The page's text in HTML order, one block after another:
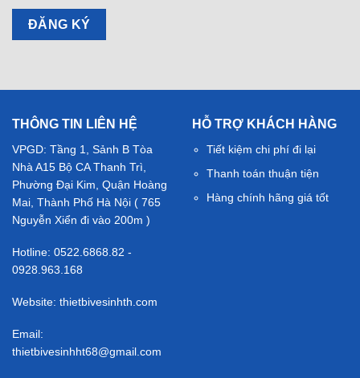
THÔNG TIN LIÊN HỆ
VPGD: Tầng 1, Sảnh B Tòa
Nhà A15 Bộ CA Thanh Trì,
Phường Đại Kim, Quận Hoàng
Mai, Thành Phố Hà Nội ( 765
Nguyễn Xiển đi vào 200m )
Hotline: 0522.6868.82 -
0928.963.168
Website: thietbivesinhth.com
Email:
thietbivesinhht68@gmail.com
HỖ TRỢ KHÁCH HÀNG
Tiết kiệm chi phí đi lại
Thanh toán thuận tiện
Hàng chính hãng giá tốt